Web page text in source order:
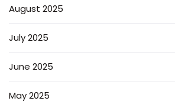
August 2025
July 2025
June 2025
May 2025